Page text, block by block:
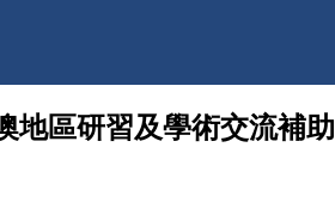
地區研習及學術交流補